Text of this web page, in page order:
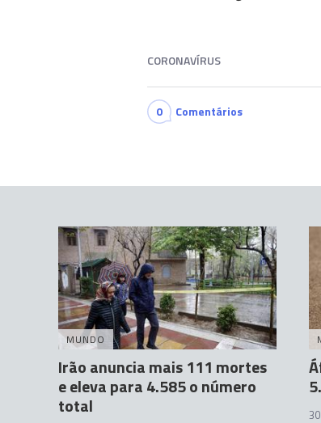
CORONAVÍRUS
0 Comentários
MUNDO
Irão anuncia mais 111 mortes
e eleva para 4.585 o número
total